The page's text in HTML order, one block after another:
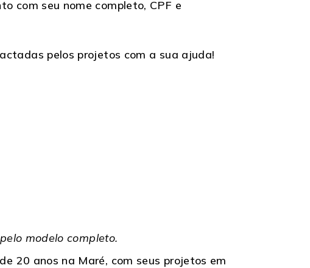
com seu nome completo, CPF e
pelos projetos com a sua ajuda!
modelo completo.
20 anos na Maré, com seus projetos em